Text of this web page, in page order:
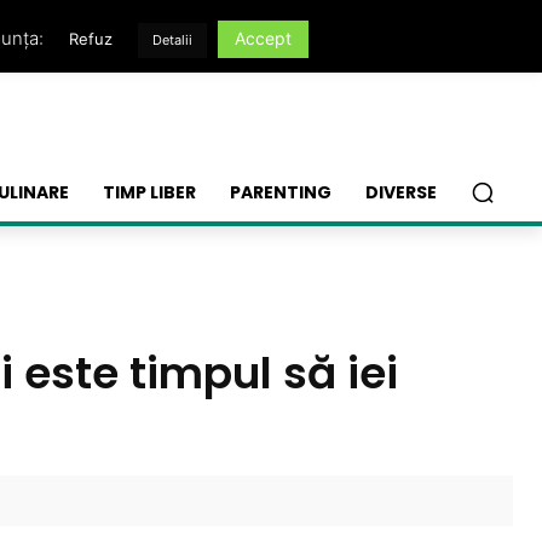
TIMP LIBER PARENTING DIVERSE
este timpul să iei
Refuz Detalii Accept